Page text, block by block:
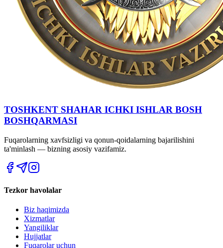
TOSHKENT SHAHAR IСHKI ISHLAR BOSH
BOSHQARMASI
Fuqarolarning xavfsizligi va qonun-qoidalarning bajarilishini
ta'minlash — bizning asosiy vazifamiz.
Tezkor havolalar
Biz haqimizda
Xizmatlar
Yangiliklar
Hujjatlar
Fuqarolar uchun